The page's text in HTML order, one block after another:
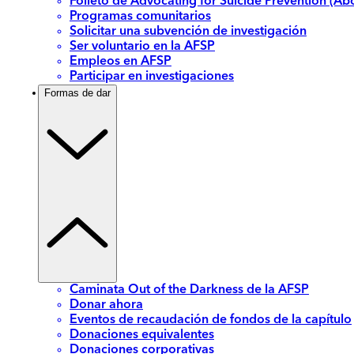
Programas comunitarios
Solicitar una subvención de investigación
Ser voluntario en la AFSP
Empleos en AFSP
Participar en investigaciones
Formas de dar
Caminata Out of the Darkness de la AFSP
Donar ahora
Eventos de recaudación de fondos de la capítulo
Donaciones equivalentes
Donaciones corporativas